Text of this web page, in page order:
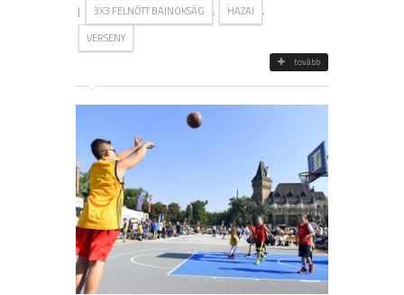
| 3X3 FELNŐTT BAJNOKSÁG , HAZAI ,
VERSENY
tovább